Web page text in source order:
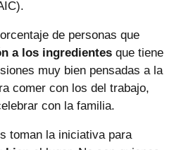
de personas que
a los ingredientes que tiene
muy bien pensadas a la
comer con los del trabajo,
con la familia.
toman la iniciativa para